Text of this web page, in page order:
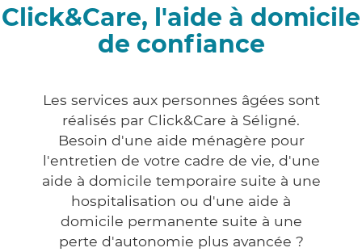
Click&Care, l'aide à domicile
de confiance
Les services aux personnes âgées sont
réalisés par Click&Care à Séligné.
Besoin d'une aide ménagère pour
l'entretien de votre cadre de vie, d'une
aide à domicile temporaire suite à une
hospitalisation ou d'une aide à
domicile permanente suite à une
perte d'autonomie plus avancée ?